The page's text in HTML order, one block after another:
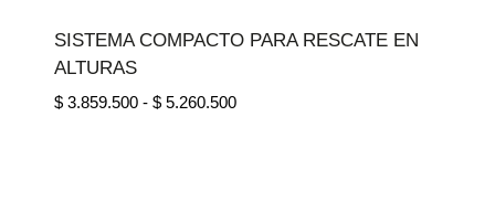
SISTEMA COMPACTO PARA RESCATE EN
ALTURAS
$3.859.500 - $5.260.500Rango